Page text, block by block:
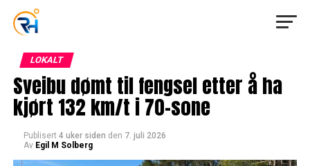
LOKALT
Sveibu dømt til fengsel etter å ha
kjørt 132 km/t i 70-sone
Publisert 4 uker siden den 7. juli 2026
Av Egil M Solberg